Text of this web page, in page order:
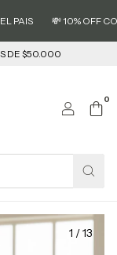
💸 10% OFF CON
DE $50.000
0
1 /13